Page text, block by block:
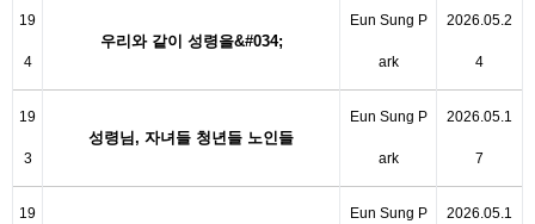
19
4
우리와 같이 성령을&#034;
Eun Sung P
ark
2026.05.2
4
19
3
성령님, 자녀들 청년들 노인들
Eun Sung P
ark
2026.05.1
7
19 Eun Sung P 2026.05.1